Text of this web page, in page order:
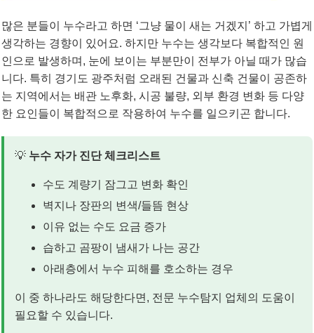
많은 분들이 누수라고 하면 ‘그냥 물이 새는 거겠지’ 하고 가볍게
생각하는 경향이 있어요. 하지만 누수는 생각보다 복합적인 원
인으로 발생하며, 눈에 보이는 부분만이 전부가 아닐 때가 많습
니다. 특히 경기도 광주처럼 오래된 건물과 신축 건물이 공존하
는 지역에서는 배관 노후화, 시공 불량, 외부 환경 변화 등 다양
한 요인들이 복합적으로 작용하여 누수를 일으키곤 합니다.
💡 누수 자가 진단 체크리스트
수도 계량기 잠그고 변화 확인
벽지나 장판의 변색/들뜸 현상
이유 없는 수도 요금 증가
습하고 곰팡이 냄새가 나는 공간
아래층에서 누수 피해를 호소하는 경우
이 중 하나라도 해당한다면, 전문 누수탐지 업체의 도움이
필요할 수 있습니다.